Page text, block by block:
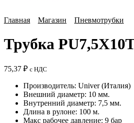
Главная Магазин Пневмотрубки
Трубка
75,37 ₽ с НДС
Производитель: Univer (Италия)
Внешний диаметр: 10 мм.
Внутренний диаметр: 7,5 мм.
Длина в рулоне: 100 м.
Макс рабочее давление: 9 бар